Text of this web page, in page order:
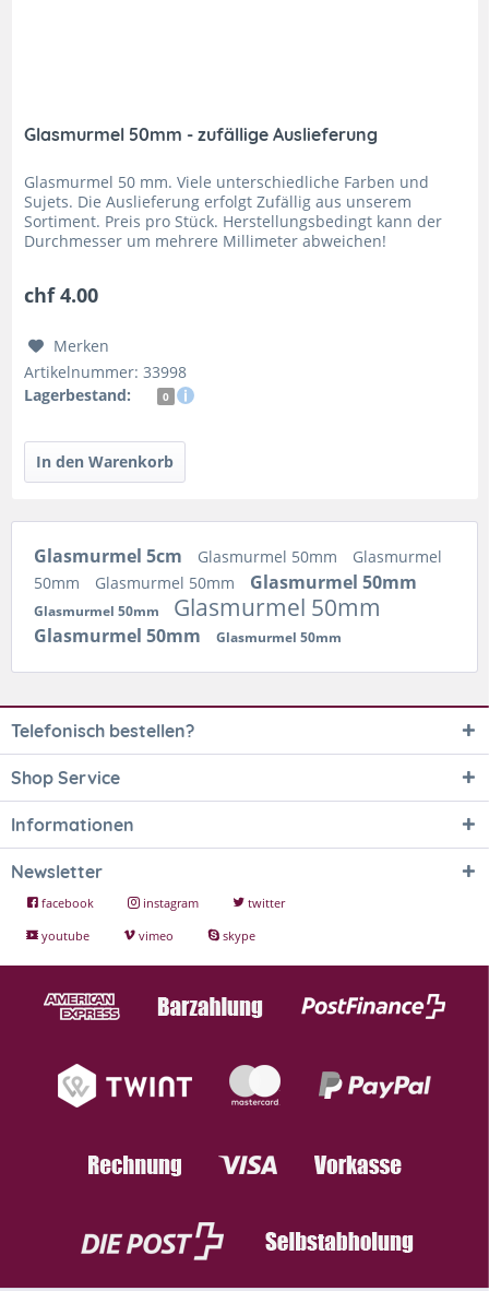
Glasmurmel 50mm - zufällige Auslieferung
Glasmurmel 50 mm. Viele unterschiedliche Farben und
Sujets. Die Auslieferung erfolgt Zufällig aus unserem
Sortiment. Preis pro Stück. Herstellungsbedingt kann der
Durchmesser um mehrere Millimeter abweichen!
chf 4.00
Merken
Artikelnummer: 33998
Lagerbestand:
0
Glasmurmel 5cm Glasmurmel 50mm
Glasmurmel
50mm
Glasmurmel 50mm Glasmurmel 50mm
Glasmurmel 50mm Glasmurmel 50mm
Glasmurmel 50mm Glasmurmel 50mm
Telefonisch bestellen?
Shop Service
Informationen
Newsletter
facebook instagram
twitter
youtube
vimeo skype